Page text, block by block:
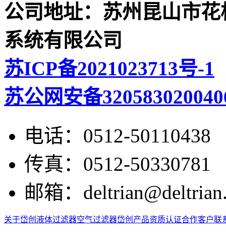
公司地址：苏州昆山市
系统有限公司
苏ICP备2021023713号-1
苏公网安备
电话： 0512-50110438
传真： 0512-50330781
邮箱：
关于岱创 液体过滤器空气过滤器岱创产品资质认证合作客户联